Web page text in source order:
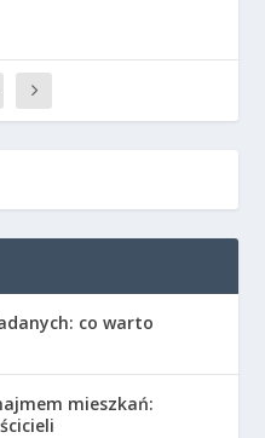
co warto
mieszkań: